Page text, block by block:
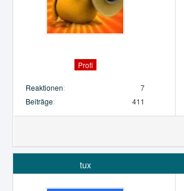
Profi
Reaktionen
7
Beiträge
411
tux